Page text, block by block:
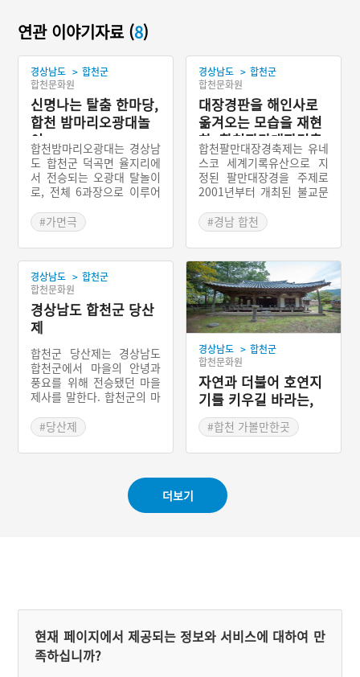
연관 이야기자료 (8)
경상남도 > 합천군
합천문화원
신명나는 탈춤 한마당,
합천 밤마리오광대놀
이
합천밤마리오광대는 경상남
도 합천군 덕곡면 율지리에
서 전승되는 오광대 탈놀이
로, 전체 6과장으로 이루어
수로교역 중심지이며 대광
대패 근거지인 밤마리(율지
리)에서 정월대보름 놀이로
전승되다가 1920년대 중단
되었다. 이것을 1990년대
초반에 복원하여 현재 ‘합천
밤마리오광대보존회’ 중심
으로 전승하고 있다.
#가면극
경상남도 > 합천군
합천문화원
대장경판을 해인사로
옮겨오는 모습을 재현
한, 합천팔만대장경축
제
합천팔만대장경축제는 유네
스코 세계기록유산으로 지
정된 팔만대장경을 주제로
2001년부터 개최된 불교문
경축제에서는 특별행사로 6
00여 년 전 대장경판을 강
화도 선원사에서 합천군 해
인사로 옮겨오는 모습을 재
현한 이운행사가 열린다.
#경남 합천
#경상남도 축제
경상남도 > 합천군
합천문화원
경상남도 합천군 당산
제
합천군 당산제는 경상남도
합천군에서 마을의 안녕과
풍요를 위해 전승됐던 마을
제사를 말한다. 합천군의 마
라는 이름을 주로 사용하고
음력 14일 저녁이나 15일
새벽에 드린다. 현재는 산업
는 15개 마을신앙 중 절반
정도의 마을에서만 마을신
#당산제
경상남도 > 합천군
합천문화원
자연과 더불어 호연지
기를 키우길 바라는,
합천 호연정
#합천 가볼만한곳
#경상남도 누정
더보기
현재 페이지에서 제공되는 정보와 서비스에 대하여 만
족하십니까?